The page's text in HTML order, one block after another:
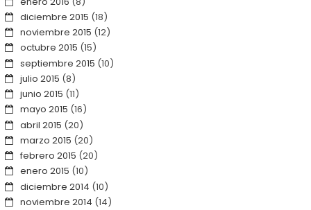
diciembre 2015 (18)
noviembre 2015 (12)
octubre 2015 (15)
septiembre 2015 (10)
julio 2015 (8)
junio 2015 (11)
mayo 2015 (16)
abril 2015 (20)
marzo 2015 (20)
febrero 2015 (20)
enero 2015 (10)
diciembre 2014 (10)
noviembre 2014 (14)